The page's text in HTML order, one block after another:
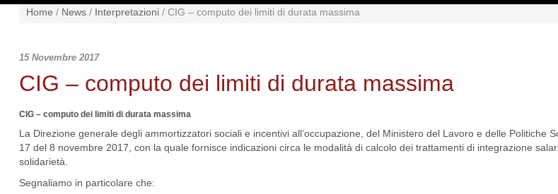
Home / News / Interpretazioni / CIG – computo dei limiti di durata massima
15 Novembre 2017
CIG – computo dei limiti di durata massima
CIG – computo dei limiti di durata massima
La Direzione generale degli ammortizzatori sociali e incentivi all’occupazione, del Ministero del Lavoro e delle Politiche
17 del 8 novembre 2017, con la quale fornisce indicazioni circa le modalità di calcolo dei trattamenti di integrazione
solidarietà.
Segnaliamo in particolare che: